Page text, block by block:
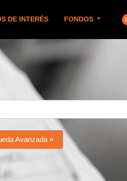
DE INTERÉS FONDOS
Avanzada »